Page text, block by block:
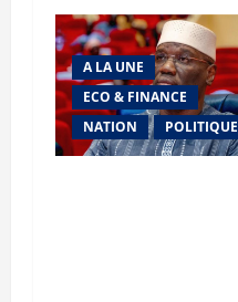
A LA UNE
ECO & FINANCE
NATION
POLITIQUE